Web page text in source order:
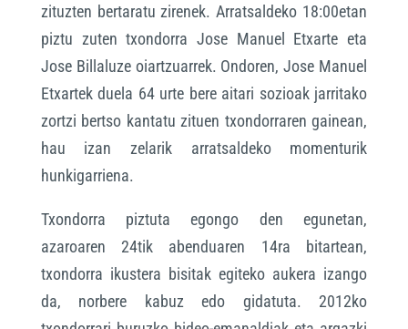
zituzten bertaratu zirenek. Arratsaldeko 18:00etan
piztu zuten txondorra Jose Manuel Etxarte eta
Jose Billaluze oiartzuarrek. Ondoren, Jose Manuel
Etxartek duela 64 urte bere aitari sozioak jarritako
zortzi bertso kantatu zituen txondorraren gainean,
hau izan zelarik arratsaldeko momenturik
hunkigarriena.
Txondorra piztuta egongo den egunetan,
azaroaren 24tik abenduaren 14ra bitartean,
txondorra ikustera bisitak egiteko aukera izango
da, norbere kabuz edo gidatuta. 2012ko